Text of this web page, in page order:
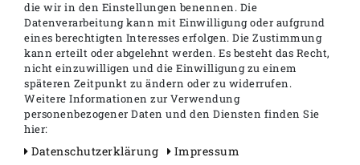
TOTO MH Bidet
Wandbidet Hängebidet
Wand-Bidet BW10045G1
inkl. ges. MwSt.zzgl.
die wir in den Einstellungen benennen. Die
Datenverarbeitung kann mit Einwilligung oder aufgrund
eines berechtigten Interesses erfolgen. Die Zustimmung
kann erteilt oder abgelehnt werden. Es besteht das Recht,
nicht einzuwilligen und die Einwilligung zu einem
späteren Zeitpunkt zu ändern oder zu widerrufen.
Weitere Informationen zur Verwendung
personenbezogener Daten und den Diensten finden Sie
hier:
Daten­schutz­erklärung Impressum